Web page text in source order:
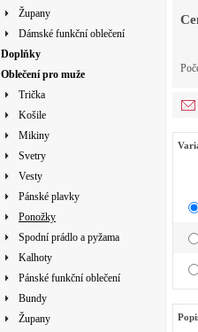
Župany
Dámské funkční oblečení
Doplňky
Oblečení pro muže
Trička
Košile
Mikiny
Svetry
Vesty
Pánské plavky
Ponožky
Spodní prádlo a pyžama
Kalhoty
Pánské funkční oblečení
Bundy
Župany